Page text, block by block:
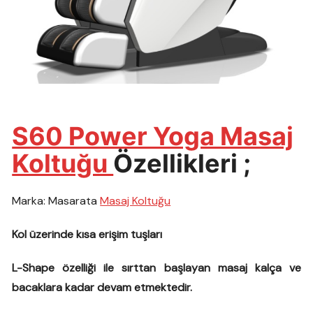
S60 Power Yoga Masaj
Koltuğu Özellikleri ;
Marka: MasarataMasaj Koltuğu
Kol üzerinde kısa erişim tuşları
L-Shape özelliği ile sırttan başlayan masaj kalça ve
bacaklara kadar devam etmektedir.